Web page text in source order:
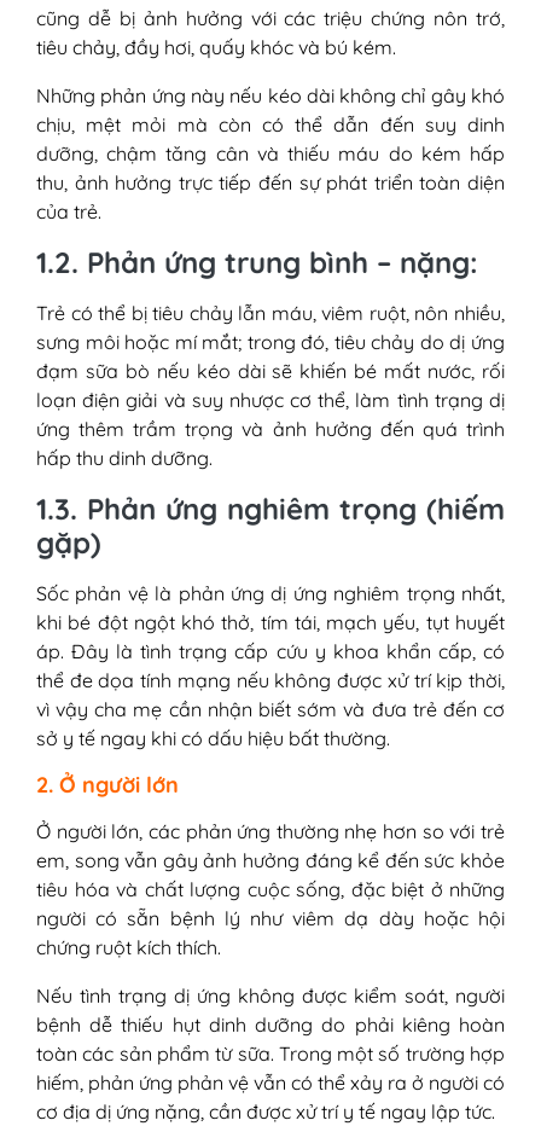
cũng dễ bị ảnh hưởng với các triệu chứng nôn trớ,
tiêu chảy, đầy hơi, quấy khóc và bú kém.
Những phản ứng này nếu kéo dài không chỉ gây khó
chịu, mệt mỏi mà còn có thể dẫn đến suy dinh
dưỡng, chậm tăng cân và thiếu máu do kém hấp
thu, ảnh hưởng trực tiếp đến sự phát triển toàn diện
của trẻ.
1.2. Phản ứng trung bình – nặng:
Trẻ có thể bị tiêu chảy lẫn máu, viêm ruột, nôn nhiều,
sưng môi hoặc mí mắt; trong đó, tiêu chảy do dị ứng
đạm sữa bò nếu kéo dài sẽ khiến bé mất nước, rối
loạn điện giải và suy nhược cơ thể, làm tình trạng dị
ứng thêm trầm trọng và ảnh hưởng đến quá trình
hấp thu dinh dưỡng.
1.3. Phản ứng nghiêm trọng (hiếm
gặp)
Sốc phản vệ là phản ứng dị ứng nghiêm trọng nhất,
khi bé đột ngột khó thở, tím tái, mạch yếu, tụt huyết
áp. Đây là tình trạng cấp cứu y khoa khẩn cấp, có
thể đe dọa tính mạng nếu không được xử trí kịp thời,
vì vậy cha mẹ cần nhận biết sớm và đưa trẻ đến cơ
sở y tế ngay khi có dấu hiệu bất thường.
2. Ở người lớn
Ở người lớn, các phản ứng thường nhẹ hơn so với trẻ
em, song vẫn gây ảnh hưởng đáng kể đến sức khỏe
tiêu hóa và chất lượng cuộc sống, đặc biệt ở những
người có sẵn bệnh lý như viêm dạ dày hoặc hội
chứng ruột kích thích.
Nếu tình trạng dị ứng không được kiểm soát, người
bệnh dễ thiếu hụt dinh dưỡng do phải kiêng hoàn
toàn các sản phẩm từ sữa. Trong một số trường hợp
hiếm, phản ứng phản vệ vẫn có thể xảy ra ở người có
cơ địa dị ứng nặng, cần được xử trí y tế ngay lập tức.